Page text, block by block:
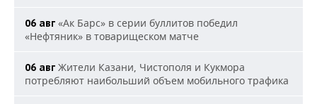
06 авг «Ак Барс» в серии буллитов победил
«Нефтяник» в товарищеском матче
06 авг Жители Казани, Чистополя и Кукмора
потребляют наибольший объем мобильного трафика